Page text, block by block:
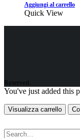
Aggiungi al carrello
Quick View
Reserved.
You've just added this
Visualizza carrello